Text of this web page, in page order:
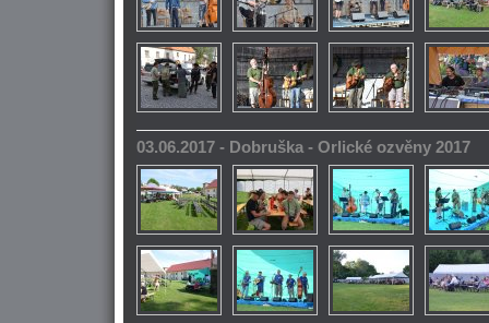
03.06.2017 - Dobruška - Orlické ozvěny 2017